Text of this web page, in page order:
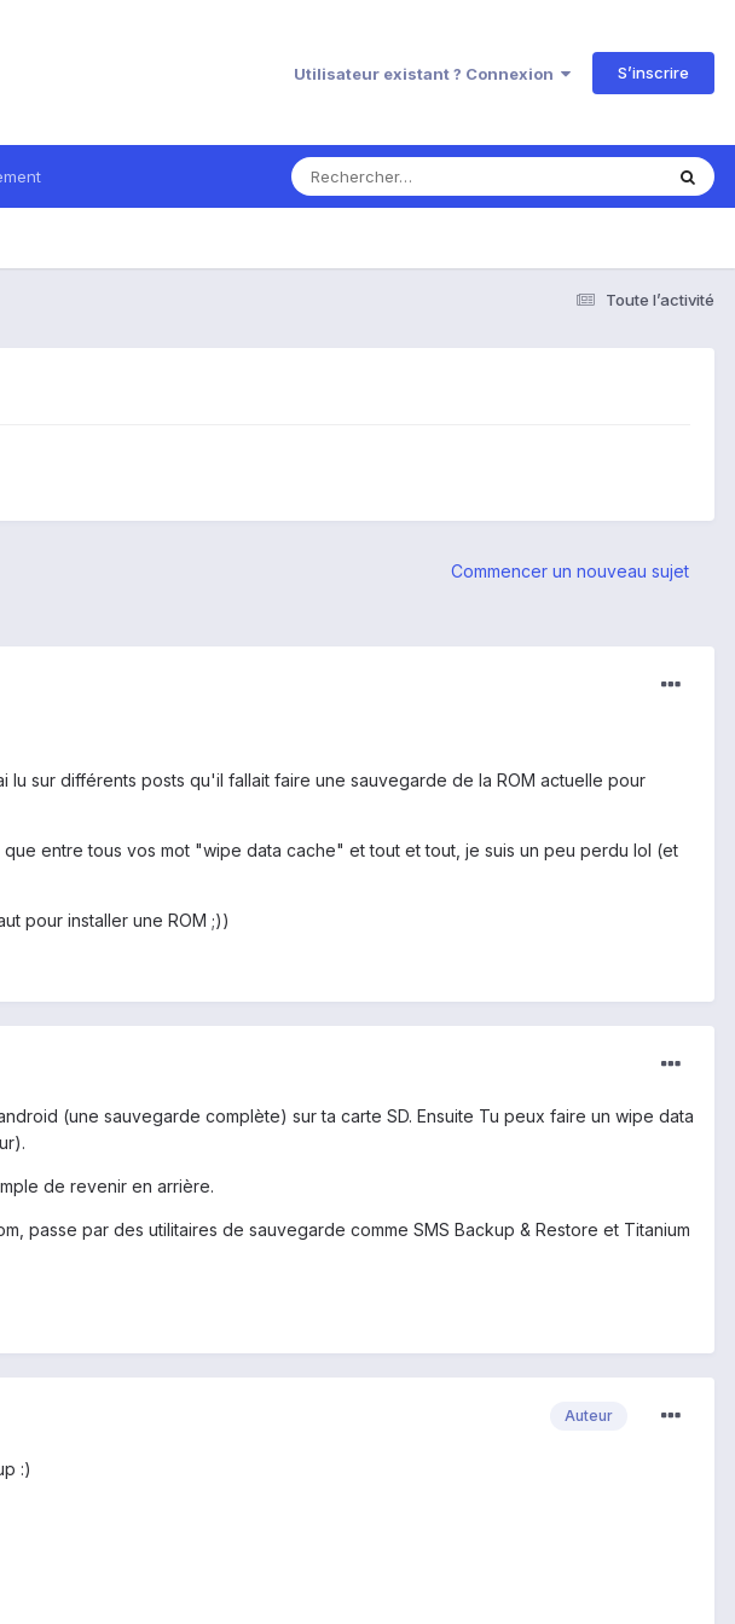
Utilisateur existant ? Connexion S’inscrire
Toute l’activité
Commencer un nouveau sujet
sur différents posts qu'il fallait faire une sauvegarde de la ROM actuelle pour
entre tous vos mot "wipe data cache" et tout et tout, je suis un peu perdu lol (et
pour installer une ROM ;))
(une sauvegarde complète) sur ta carte SD. Ensuite Tu peux faire un wipe data
de revenir en arrière.
passe par des utilitaires de sauvegarde comme SMS Backup & Restore et Titanium
Auteur
:)